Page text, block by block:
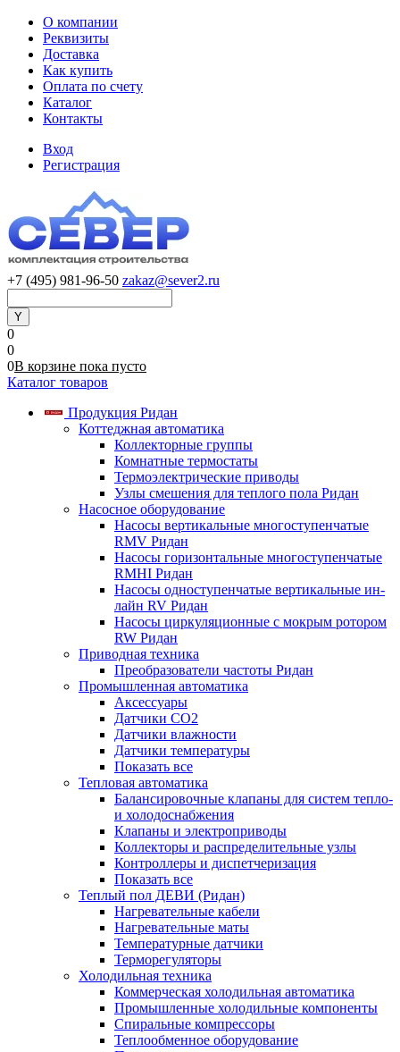
О компании
Реквизиты
Доставка
Как купить
Оплата по счету
Каталог
Контакты
Вход
Регистрация
+7 (495) 981-96-50 zakaz@sever2.ru
0
0
0В корзине пока пусто
Каталог товаров
Продукция Ридан
Коттеджная автоматика
Коллекторные группы
Комнатные термостаты
Термоэлектрические приводы
Узлы смешения для теплого пола Ридан
Насосное оборудование
Насосы вертикальные многоступенчатые
RMV Ридан
Насосы горизонтальные многоступенчатые
RMHI Ридан
Насосы одноступенчатые вертикальные ин-
лайн RV Ридан
Насосы циркуляционные с мокрым ротором
RW Ридан
Приводная техника
Преобразователи частоты Ридан
Промышленная автоматика
Аксессуары
Датчики CO2
Датчики влажности
Датчики температуры
Показать все
Тепловая автоматика
Балансировочные клапаны для систем тепло-
и холодоснабжения
Клапаны и электроприводы
Коллекторы и распределительные узлы
Контроллеры и диспетчеризация
Показать все
Теплый пол ДЕВИ (Ридан)
Нагревательные кабели
Нагревательные маты
Температурные датчики
Терморегуляторы
Холодильная техника
Коммерческая холодильная автоматика
Промышленные холодильные компоненты
Спиральные компрессоры
Теплообменное оборудование